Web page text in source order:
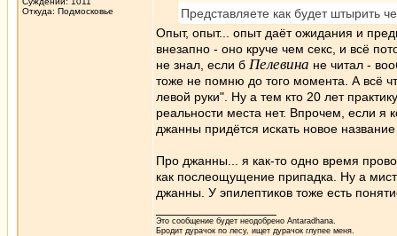
Откуда: Подмосковье
Представляете как будет штырить
Опыт, опыт... опыт даёт ожидания и
внезапно - оно круче чем секс, и всё
не знал, если б Пелевина не читал -
тоже не помню до того момента. А всё
левой руки". Ну а тем кто 20 лет
реальности места нет. Впрочем, если
джанны придётся искать новое
Про джанны... я как-то одно время
как послеощущение припадка. Ну а
джанны. У эпилептиков тоже есть
Это сообщение будет неодобрено Antaradhana.
Бродит дурачок по лесу, ищет дурачок глупее меня.